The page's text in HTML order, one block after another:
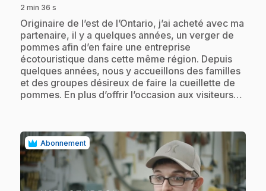
2 min 36 s
.Originaire de l’est de l’Ontario, j’ai acheté avec ma
partenaire, il y a quelques années, un verger de
pommes afin d’en faire une entreprise
écotouristique dans cette même région. Depuis
quelques années, nous y accueillons des familles
et des groupes désireux de faire la cueillette de
pommes. En plus d’offrir l’occasion aux visiteurs…
Abonnement